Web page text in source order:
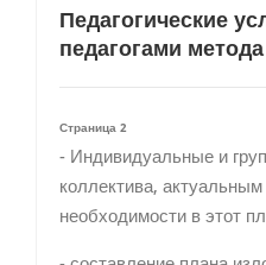
Педагогические
педагогами
Страница 2
- Индивидуальные и
коллектива,
необходимости в этот